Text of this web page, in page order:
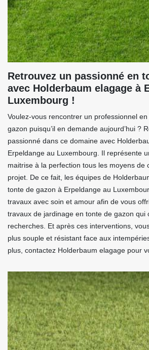
Retrouvez un passionné en
avec Holderbaum elagage à
Luxembourg !
Voulez-vous rencontrer un professionnel
gazon puisqu’il en demande aujourd’hui ?
passionné dans ce domaine avec
Erpeldange au Luxembourg. Il représente
maitrise à la perfection tous les moyens de
projet. De ce fait, les équipes de
tonte de gazon à Erpeldange au
travaux avec soin et amour afin de vous
travaux de jardinage en tonte de gazon qui
recherches. Et après ces interventions,
plus souple et résistant face aux
plus, contactez Holderbaum elagage pour